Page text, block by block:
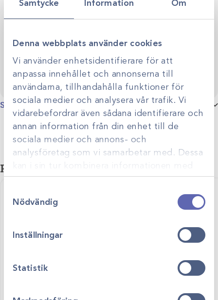
Samtycke Information Om
Denna webbplats använder cookies
Vi använder enhetsidentifierare för att
anpassa innehållet och annonserna till
användarna, tillhandahålla funktioner för
sociala medier och analysera vår trafik. Vi
vidarebefordrar även sådana identifierare och
annan information från din enhet till de
sociala medier och annons- och
analysföretag som vi samarbetar med. Dessa
annan information som du har tillhandahållit
eller som de har samlat in när du har använt
deras tjänster.
Nödvändig
Inställningar
Statistik
Specifikationer
Storlek 12mmx9,2m /st, 25mmx9,2m /st
Vi stöttar dig i allt från produktval till klinikens långsiktiga
utveckling. Genom personlig rådgivning hjälper vi dig
verksamhet.
Relaterade produkter
15060-A